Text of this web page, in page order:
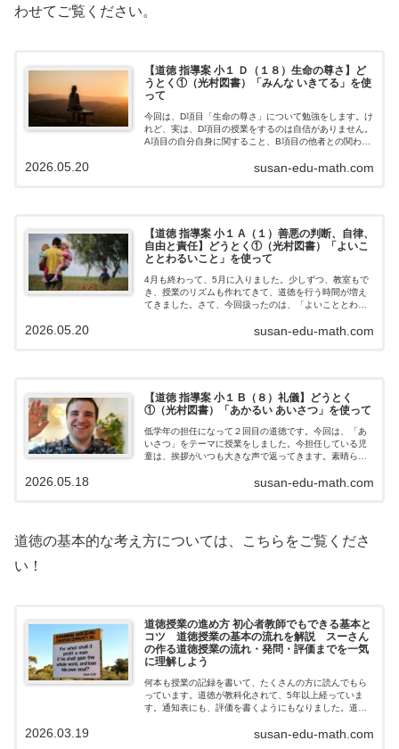
わせてご覧ください。
【道徳 指導案 小１ Ｄ（１８）生命の尊さ】ど
うとく①（光村図書）「みんな いきてる」を使
って
今回は、D項目「生命の尊さ」について勉強をします。け
れど、実は、D項目の授業をするのは自信がありません。
A項目の自分自身に関すること、B項目の他者との関わ
ら考えられる事が多く、発問もいろい…susan-edu-math.com
2026.05.20
【道徳 指導案 小１ A（１）善悪の判断、自律、
自由と責任】どうとく①（光村図書）「よいこ
ととわるいこと」を使って
4月も終わって、5月に入りました。少しずつ、教室もで
き、授業のリズムも作れてきて、道徳を行う時間が増え
てきました。さて、今回扱ったのは、「よいこととわる
しています。絵の中で、よいことと悪いこ…
susan-edu-math.com
2026.05.20
【道徳 指導案 小１ B（８）礼儀】どうとく
①（光村図書）「あかるい あいさつ」を使って
低学年の担任になって２回目の道徳です。今回は、「あ
いさつ」をテーマに授業をしました。今担任している児
童は、挨拶がいつも大きな声で返ってきます。素晴らし
いうところまで考えさせたいと思って授業を…
susan-edu-math.com
2026.05.18
道徳の基本的な考え方については、こちらをご覧くださ
い！
道徳授業の進め方 初心者教師でもできる基本と
コツ 道徳授業の基本の流れを解説 スーさん
の作る道徳授業の流れ・発問・評価までを一気
に理解しよう
何本も授業の記録を書いて、たくさんの方に読んでもら
っています。道徳が教科化されて、5年以上経っていま
す。通知表にも、評価を書くようにもなりました。道徳
分、いろんな答えが出てきて感じています。…
susan-edu-math.com
2026.03.19